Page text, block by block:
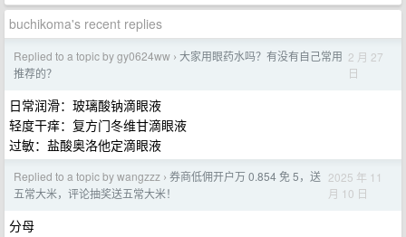
buchikoma's recent replies
Replied to a topic by gy0624ww › 大家用眼药水吗？有没有自己常用
推荐的？
2 月 27
日
日常润滑：玻璃酸钠滴眼液
轻度干痒：复方门冬维甘滴眼液
过敏：盐酸奥洛他定滴眼液
Replied to a topic by wangzzz › 券商低佣开户万 0.854 免 5，送
五常大米，评论抽奖送五常大米！
2025 年 11
月 10 日
分母